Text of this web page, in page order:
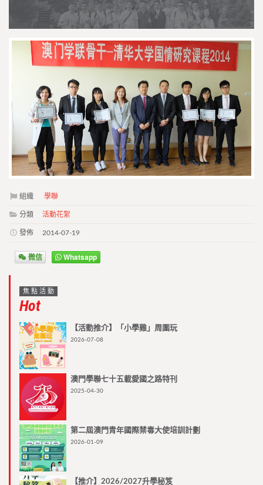
組織 學聯
分類 活動花絮
發佈 2014-07-19
微信 Whatsapp
焦點活動
Hot
【活動推介】「小學雞」周圍玩
2026-07-08
澳門學聯七十五載愛國之路特刊
2025-04-30
第二屆澳門青年國際禁毒大使培訓計劃
2026-01-09
【推介】2026/2027升學秘笈